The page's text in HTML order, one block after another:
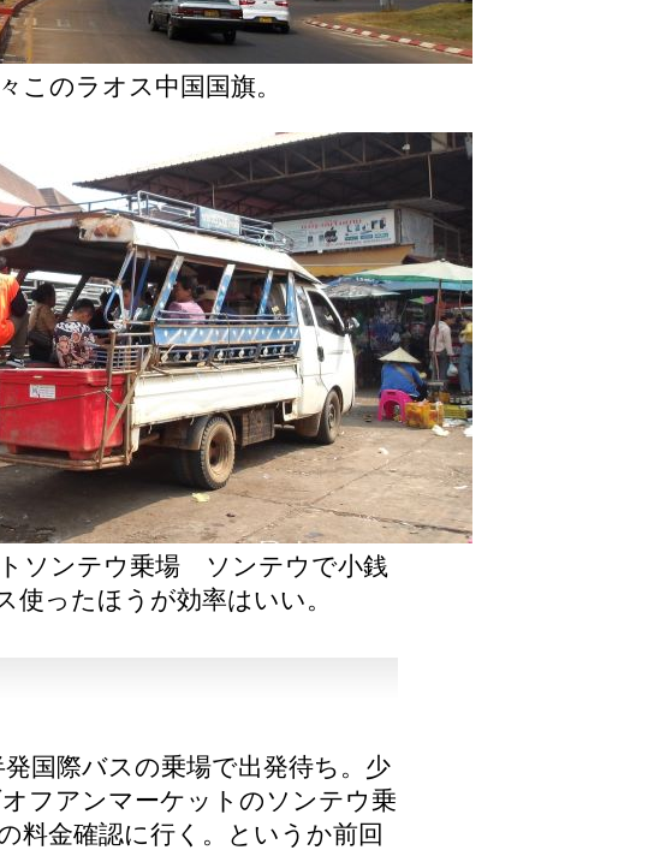
このラオス中国国旗。
ソンテウ乗場 ソンテウで小銭
使ったほうが効率はいい。
国際バスの乗場で出発待ち。少
フアンマーケットのソンテウ乗
料金確認に行く。というか前回